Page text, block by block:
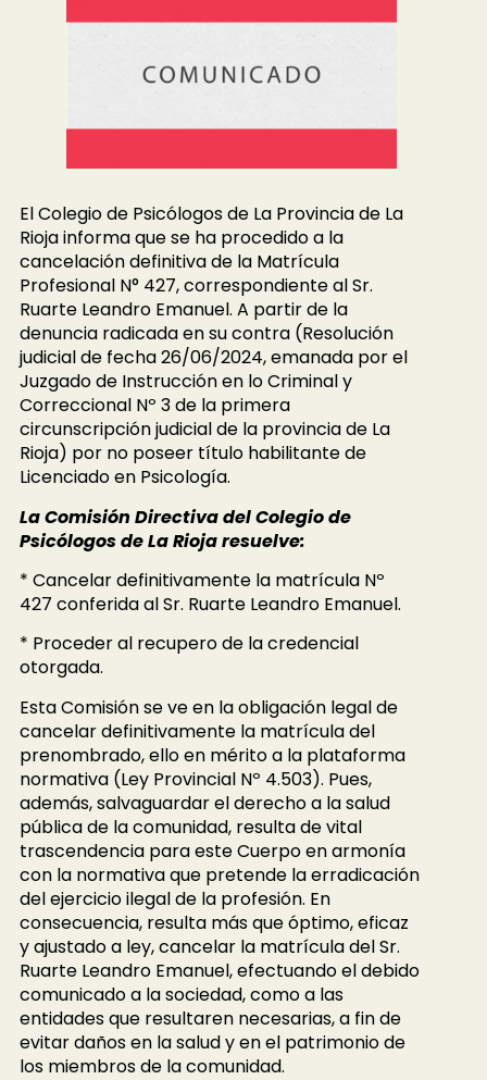
El Colegio de Psicólogos de La Provincia de La
Rioja informa que se ha procedido a la
cancelación definitiva de la Matrícula
Profesional N° 427, correspondiente al Sr.
Ruarte Leandro Emanuel. A partir de la
denuncia radicada en su contra (Resolución
judicial de fecha 26/06/2024, emanada por el
Juzgado de Instrucción en lo Criminal y
Correccional Nº 3 de la primera
circunscripción judicial de la provincia de La
Rioja) por no poseer título habilitante de
Licenciado en Psicología.
La Comisión Directiva del Colegio de
Psicólogos de La Rioja resuelve:
* Cancelar definitivamente la matrícula Nº
427 conferida al Sr. Ruarte Leandro Emanuel.
* Proceder al recupero de la credencial
otorgada.
Esta Comisión se ve en la obligación legal de
cancelar definitivamente la matrícula del
prenombrado, ello en mérito a la plataforma
normativa (Ley Provincial Nº 4.503). Pues,
además, salvaguardar el derecho a la salud
pública de la comunidad, resulta de vital
trascendencia para este Cuerpo en armonía
con la normativa que pretende la erradicación
del ejercicio ilegal de la profesión. En
consecuencia, resulta más que óptimo, eficaz
y ajustado a ley, cancelar la matrícula del Sr.
Ruarte Leandro Emanuel, efectuando el debido
comunicado a la sociedad, como a las
entidades que resultaren necesarias, a fin de
evitar daños en la salud y en el patrimonio de
los miembros de la comunidad.